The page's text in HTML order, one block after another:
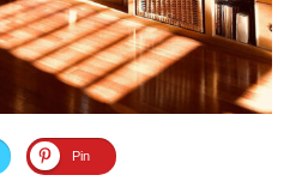
Pin